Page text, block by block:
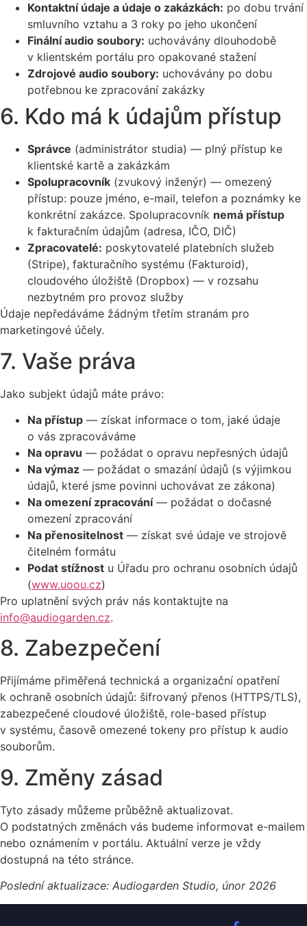
Kontaktní údaje a údaje o zakázkách: po dobu trvání
smluvního vztahu a 3 roky po jeho ukončení
Finální audio soubory: uchovávány dlouhodobě
v klientském portálu pro opakované stažení
Zdrojové audio soubory: uchovávány po dobu
potřebnou ke zpracování zakázky
6. Kdo má k údajům přístup
Správce (administrátor studia) — plný přístup ke
klientské kartě a zakázkám
Spolupracovník (zvukový inženýr) — omezený
přístup: pouze jméno, e-mail, telefon a poznámky ke
konkrétní zakázce. Spolupracovník nemá přístup
k fakturačním údajům (adresa, IČO, DIČ)
Zpracovatelé: poskytovatelé platebních služeb
(Stripe), fakturačního systému (Fakturoid),
cloudového úložiště (Dropbox) — v rozsahu
nezbytném pro provoz služby
Údaje nepředáváme žádným třetím stranám pro
marketingové účely.
7. Vaše práva
Jako subjekt údajů máte právo:
Na přístup — získat informace o tom, jaké údaje
o vás zpracováváme
Na opravu — požádat o opravu nepřesných údajů
Na výmaz — požádat o smazání údajů (s výjimkou
údajů, které jsme povinni uchovávat ze zákona)
Na omezení zpracování— požádat o dočasné
omezení zpracování
Na přenositelnost — získat své údaje ve strojově
čitelném formátu
Podat stížnost u Úřadu pro ochranu osobních údajů
(www.uoou.cz)
Pro uplatnění svých práv nás kontaktujte na
info@audiogarden.cz.
8. Zabezpečení
Přijímáme přiměřená technická a organizační opatření
k ochraně osobních údajů: šifrovaný přenos (HTTPS/TLS),
zabezpečené cloudové úložiště, role-based přístup
v systému, časově omezené tokeny pro přístup k audio
souborům.
9. Změny zásad
Tyto zásady můžeme průběžně aktualizovat.
O podstatných změnách vás budeme informovat e-mailem
nebo oznámením v portálu. Aktuální verze je vždy
dostupná na této stránce.
Poslední aktualizace: Audiogarden Studio, únor 2026